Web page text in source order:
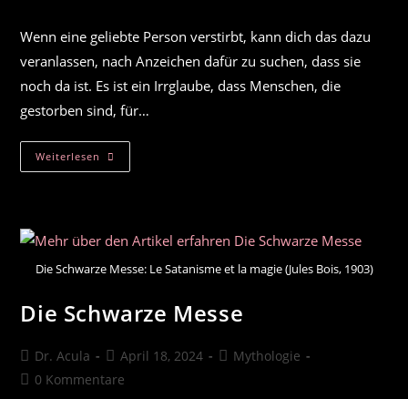
Wenn eine geliebte Person verstirbt, kann dich das dazu
veranlassen, nach Anzeichen dafür zu suchen, dass sie
noch da ist. Es ist ein Irrglaube, dass Menschen, die
gestorben sind, für…
Weiterlesen 13
Zeichen,
Person
Besucht
Die Schwarze Messe: Le Satanisme et la magie (Jules Bois, 1903)
Die Schwarze Messe
Beitrags-
Autor:
Dr. Acula
Beitrag
veröffentlicht:
April 18, 2024
Beitrags-
Mythologie
Beitrags-
0 Kommentare